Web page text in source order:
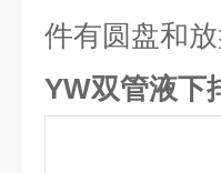
件有圆盘和放
YW双管液下